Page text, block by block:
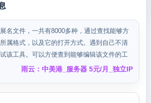
名文件，一共有8000多种，通过查找能够方
属格式，以及它的打开方式。遇到自己不清
该工具。可以方便查到能够编辑该文件的工
雨云：中美港_服务器 5元/月_独立IP